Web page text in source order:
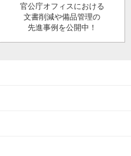
官公庁オフィスにおける
文書削減や備品管理の
先進事例を公開中！